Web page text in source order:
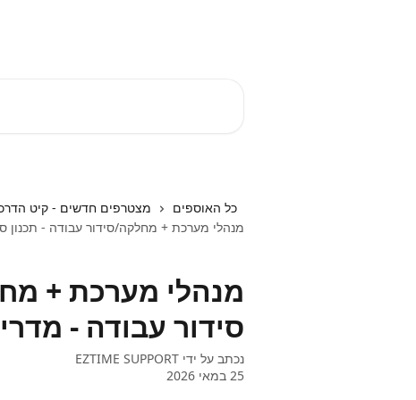
כל האוספים מצטרפים חדשים - קיט
מנהלי מערכת + מחלקה/סידור עבודה - תכנון
מנהלי מערכת +
סידור עבודה -
נכתב על ידי EZTIME SUPPORT
25 במאי 2026